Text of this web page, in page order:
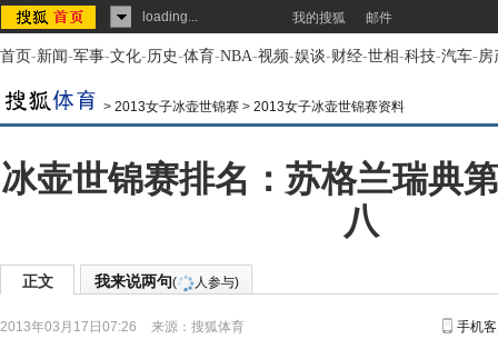
loading... 我的搜狐 邮件
首页-新闻-军事-文化-历史-体育-NBA-视频-娱谈-财经-世相-科技-汽车-房
> 2013女子冰壶世锦赛 > 2013女子冰壶世锦赛资料
冰壶世锦赛排名：苏格兰瑞典
八
正文 我来说两句( 人参与)
2013年03月17日07:26 来源： 搜狐体育 手机